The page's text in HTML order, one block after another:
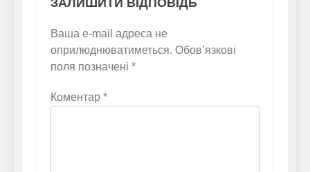
Ваша e-mail адреса не
оприлюднюватиметься. Обов’язкові
поля позначені *
Коментар *